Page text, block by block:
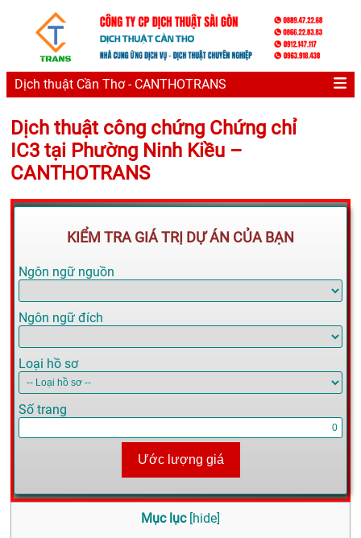
Dịch thuật Cần Thơ - CANTHOTRANS
Dịch thuật công chứng Chứng chỉ
IC3 tại Phường Ninh Kiều –
CANTHOTRANS
KIỂM TRA GIÁ TRỊ DỰ ÁN CỦA BẠN
Ngôn ngữ nguồn
Ngôn ngữ đích
Loại hồ sơ
Số trang
Ước lượng giá
Mục lục [hide]